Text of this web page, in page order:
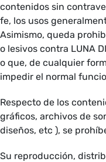
contenidos sin
fe, los usos
Asimismo, queda
o lesivos contra LUNA
o que, de cualquier
impedir el normal
Respecto de los
gráficos, archivos de
diseños, etc ), se
Su reproducción,